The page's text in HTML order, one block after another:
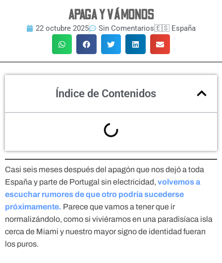
APAGA Y VÁMONOS
22 octubre 2025 Sin Comentarios🇪🇸 España
Índice de Contenidos
Casi seis meses después del apagón que nos dejó a toda
España y parte de Portugal sin electricidad, volvemos a
escuchar rumores de que otro podría sucederse
próximamente. Parece que vamos a tener que ir
normalizándolo, como si viviéramos en una paradisíaca isla
cerca de Miami y nuestro mayor signo de identidad fueran
los puros.